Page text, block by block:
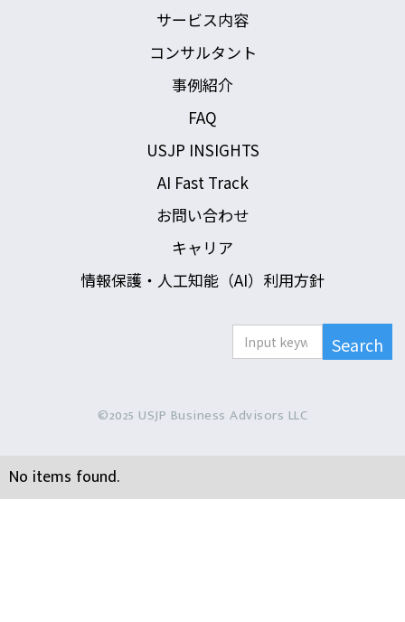
サービス内容
コンサルタント
事例紹介
FAQ
USJP INSIGHTS
AI Fast Track
お問い合わせ
キャリア
情報保護・人工知能（AI）利用方針
©2025 USJP Business Advisors LLC
No items found.